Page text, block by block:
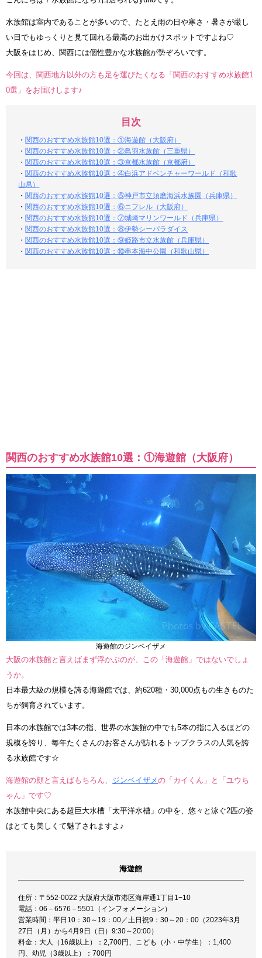
水族館は室内であることが多いので、たとえ雨の日や寒さ・暑さが厳し
い日でもゆっくりと見て回れる最高のお出かけスポットですよね♡
大阪をはじめ、関西には個性豊かな水族館が勢ぞろいです。
今回は、関西地方以外の方も足を運びたくなる「関西のおすすめ水族館1
0選」をお届けします♪
目次
・ 関西のおすすめ水族館10選：①海遊館（大阪府）
・ 関西のおすすめ水族館10選：②鳥羽水族館（三重県）
・ 関西のおすすめ水族館10選：③京都水族館（京都府）
・ 関西のおすすめ水族館10選：④白浜アドベンチャーワールド（和歌
山県）
・ 関西のおすすめ水族館10選：⑤神戸市立須磨海浜水族園（兵庫県）
・ 関西のおすすめ水族館10選：⑥ニフレル（大阪府）
・ 関西のおすすめ水族館10選：⑦城崎マリンワールド（兵庫県）
・ 関西のおすすめ水族館10選：⑧伊勢シーパラダイス
・ 関西のおすすめ水族館10選：⑨姫路市立水族館（兵庫県）
・ 関西のおすすめ水族館10選：⑩串本海中公園（和歌山県）
関西のおすすめ水族館10選：①海遊館（大阪府）
海遊館のジンベイザメ
大阪の水族館と言えばまず浮かぶのが、この「海遊館」ではないでしょ
うか。
日本最大級の規模を誇る海遊館では、約620種・30,000点もの生きものた
ちが飼育されています。
日本の水族館では3本の指、世界の水族館の中でも5本の指に入るほどの
規模を誇り、毎年たくさんのお客さんが訪れるトップクラスの人気を誇
る水族館です☆
海遊館の顔と言えばもちろん、 ジンベイザメの「カイくん」と「ユウち
ゃん」です♡
水族館中央にある超巨大水槽「太平洋水槽」の中を、悠々と泳ぐ2匹の姿
はとても美しくて魅了されますよ♪
海遊館
住所：〒552-0022 大阪府大阪市港区海岸通1丁目1−10
電話：06－6576－5501（インフォメーション）
営業時間：平日10：30～19：00／土日祝9：30～20：00（2023年3月
27日（月）から4月9日（日）9:30～20:00）
料金：大人（16歳以上）：2,700円、こども（小・中学生）：1,400
円、幼児（3歳以上）：700円